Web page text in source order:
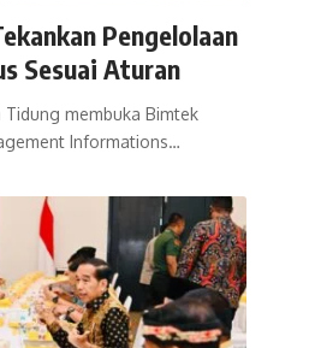
Pengelolaan
Sesuai Aturan
Tidung membuka Bimtek
Informations…